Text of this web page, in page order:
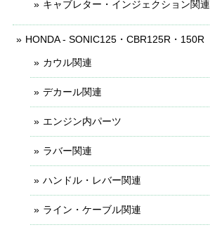
キャブレター・インジェクション関連
HONDA - SONIC125・CBR125R・150R
カウル関連
デカール関連
エンジン内パーツ
ラバー関連
ハンドル・レバー関連
ライン・ケーブル関連